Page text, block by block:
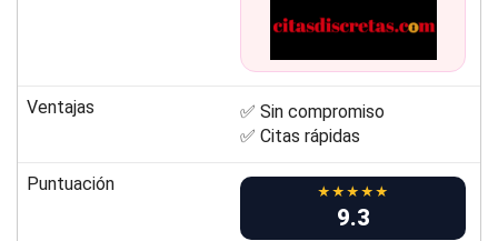
Ventajas
✅ Sin compromiso
✅ Citas rápidas
Puntuación ★★★★★
9.3